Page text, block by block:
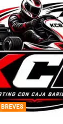
BREVES